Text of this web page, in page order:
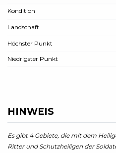
Kondition
Landschaft
Höchster Punkt
Niedrigster Punkt
HINWEIS
Es gibt 4 Gebiete, die mit dem
Ritter und Schutzheiligen der